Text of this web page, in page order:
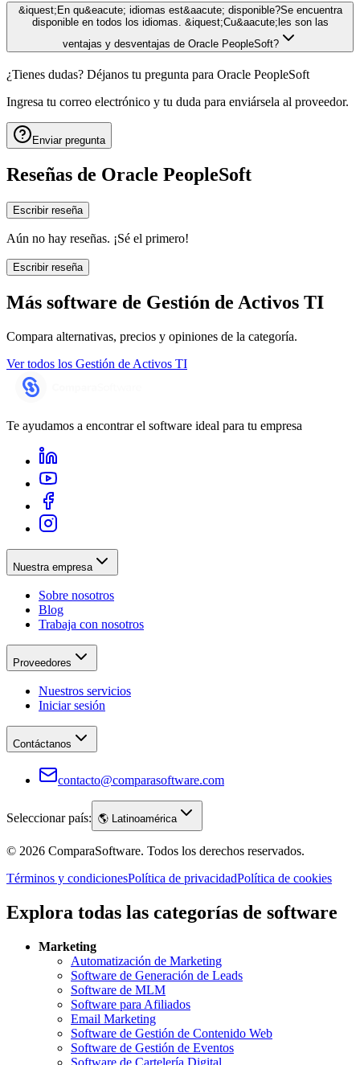
&iquest;En qu&eacute; idiomas est&aacute; disponible?Se encuentra
disponible en todos los idiomas. &iquest;Cu&aacute;les son las
ventajas y desventajas de Oracle PeopleSoft?
¿Tienes dudas? Déjanos tu pregunta para Oracle PeopleSoft
Ingresa tu correo electrónico y tu duda para enviársela al proveedor.
Enviar pregunta
Reseñas de Oracle PeopleSoft
Escribir reseña
Aún no hay reseñas. ¡Sé el primero!
Escribir reseña
Más software de Gestión de Activos TI
Compara alternativas, precios y opiniones de la categoría.
Ver todos los Gestión de Activos TI
Te ayudamos a encontrar el software ideal para tu empresa
Nuestra empresa
Sobre nosotros
Blog
Trabaja con nosotros
Proveedores
Nuestros servicios
Iniciar sesión
Contáctanos
contacto@comparasoftware.com
Seleccionar país: 🌎 Latinoamérica
© 2026 ComparaSoftware. Todos los derechos reservados.
Términos y condicionesPolítica de privacidadPolítica de cookies
Explora todas las categorías de software
Marketing
Automatización de Marketing
Software de Generación de Leads
Software de MLM
Software para Afiliados
Email Marketing
Software de Gestión de Contenido Web
Software de Gestión de Eventos
Software de Cartelería Digital